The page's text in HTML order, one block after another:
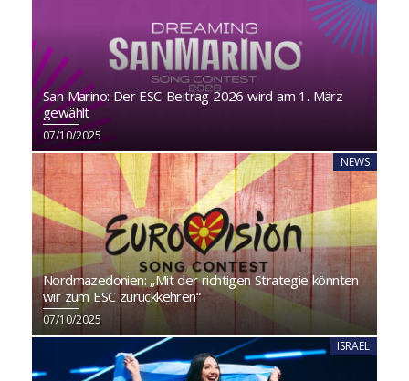
San Marino: Der ESC-Beitrag 2026 wird am 1. März
gewählt
07/10/2025
NEWS
Nordmazedonien: „Mit der richtigen Strategie könnten
wir zum ESC zurückkehren“
07/10/2025
ISRAEL